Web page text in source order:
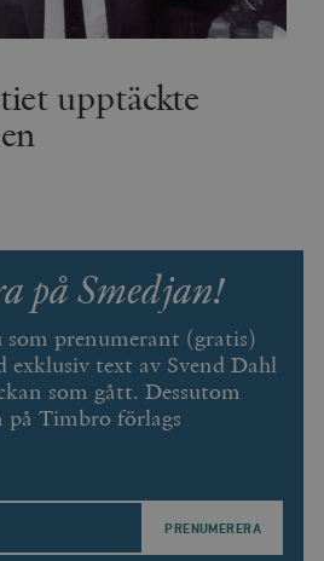
upptäckte
på Smedjan!
som prenumerant (gratis)
exklusiv text av Svend Dahl
som gått. Dessutom
på Timbro förlags